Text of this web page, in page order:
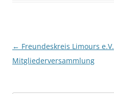
Post navigation
← Freundeskreis Limours e.V.
Mitgliederversammlung